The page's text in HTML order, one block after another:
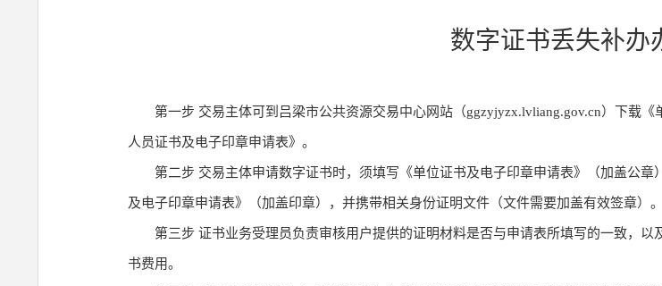
数字证书丢失补办
第一步 交易主体可到吕梁市公共资源交易中心网站（ggzyjyzx.lvliang.gov.cn）下载
人员证书及电子印章申请表》。
第二步 交易主体申请数字证书时，须填写《单位证书及电子印章申请表》（加盖公
及电子印章申请表》（加盖印章），并携带相关身份证明文件（文件需要加盖有效签章）。
第三步 证书业务受理员负责审核用户提供的证明材料是否与申请表所填写的一致，
书费用。